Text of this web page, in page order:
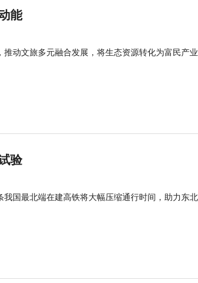
能
推动文旅多元融合发展，将生态资源转化为富民产
验
我国最北端在建高铁将大幅压缩通行时间，助力东